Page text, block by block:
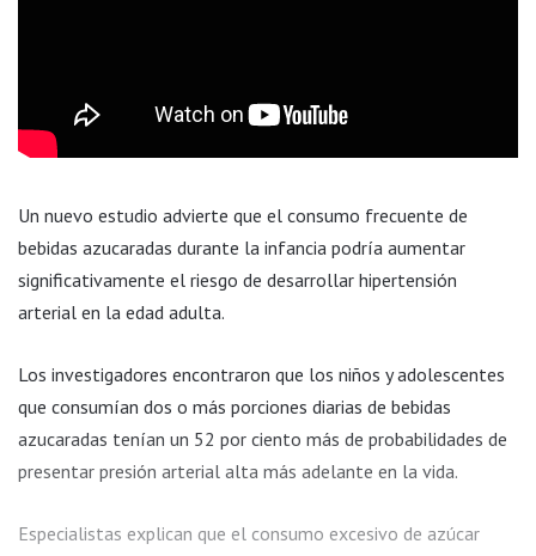
Un nuevo estudio advierte que el consumo frecuente de
bebidas azucaradas durante la infancia podría aumentar
significativamente el riesgo de desarrollar hipertensión
arterial en la edad adulta.
Los investigadores encontraron que los niños y adolescentes
que consumían dos o más porciones diarias de bebidas
azucaradas tenían un 52 por ciento más de probabilidades de
presentar presión arterial alta más adelante en la vida.
Especialistas explican que el consumo excesivo de azúcar